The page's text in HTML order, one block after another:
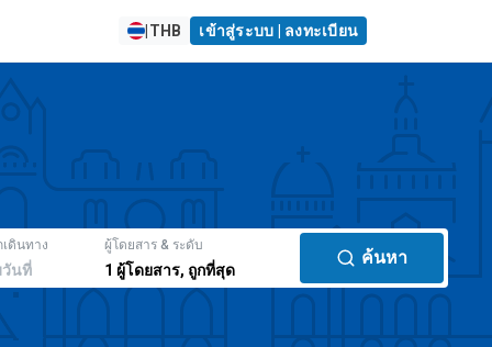
THB เข้าสู่ระบบ | ลงทะเบียน
ดินทาง
วันที่
ผู้โดยสาร & ระดับ
1 ผู้โดยสาร, ถูกที่สุด
ค้นหา